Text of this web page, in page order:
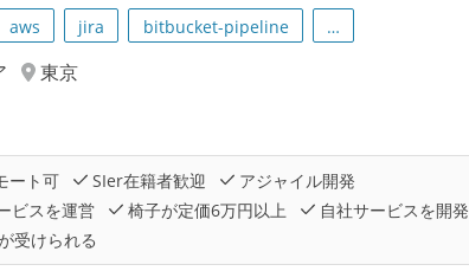
aws jira bitbucket-pipeline …
東京
ート可 SIer在籍者歓迎
アジャイル開発
ビスを運営 椅子が定価6万円以上
自社サービスを開発
受けられる